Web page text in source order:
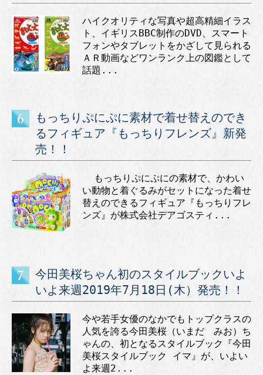
ハイクオリティな写真や超高精細イラス
ト、イギリスBBC制作のDVD、スマート
フォンやタブレットをかざして見られる
ＡＲ動画などワンランク上の図鑑として
話題...
もっちりぷにぷに素材で着せ替えのでき
るフィギュア『もっちりフレンズ』新発
売！！
もっちりぷにぷにの素材で、かわい
い動物と着ぐるみがセットになった着せ
替えのできるフィギュア『もっちりフレ
ンズ』が株式会社デアゴスティ...
今田美桜ちゃん初のスタイルブックいよ
いよ来週2019年7月18日(木）発売！！
今や若手女優のなかでもトップクラスの
人気を誇る今田美桜（いまだ みお）ち
ゃんの、初となるスタイルブック『今田
美桜スタイルブック イマ』が、いよい
よ来週2...